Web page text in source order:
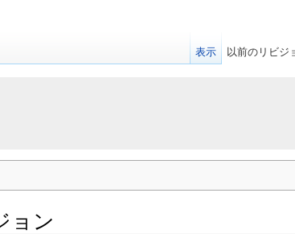
ョン
表示 以前のリビジ